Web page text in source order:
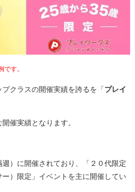
です。
クラスの開催実績を誇るを「 プレイ
催実績となります。
）に開催されており、「２０代限定
）限定」イベントを主に開催してい